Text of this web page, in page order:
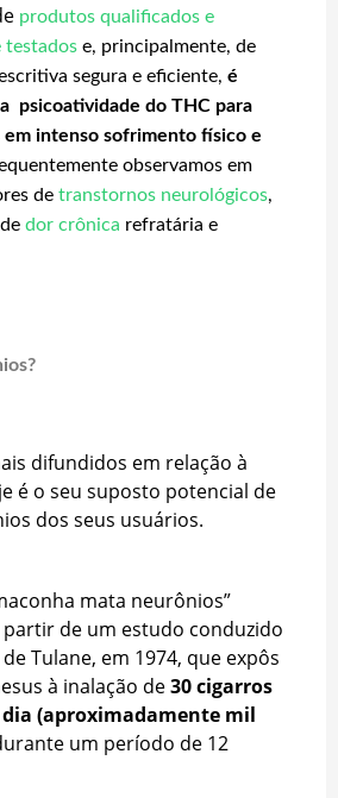
produtos qualificados e
testados e, principalmente, de
segura e eficiente, é
psicoatividade do THC para
intenso sofrimento físico e
observamos em
de transtornos neurológicos,
dor crônica refratária e
difundidos em relação à
é o seu suposto potencial de
dos seus usuários.
mata neurônios”
de um estudo conduzido
Tulane, em 1974, que expôs
à inalação de30 cigarros
dia (aproximadamente mil
um período de 12